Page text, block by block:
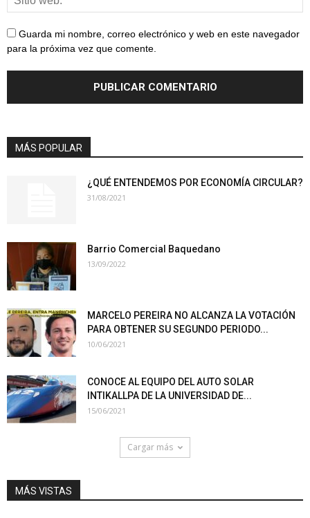
Guarda mi nombre, correo electrónico y web en este navegador
para la próxima vez que comente.
MÁS POPULAR
¿QUÉ ENTENDEMOS POR ECONOMÍA CIRCULAR?
31/08/2021
Barrio Comercial Baquedano
13/09/2022
MARCELO PEREIRA NO ALCANZA LA VOTACIÓN
PARA OBTENER SU SEGUNDO PERIODO...
10/06/2021
CONOCE AL EQUIPO DEL AUTO SOLAR
INTIKALLPA DE LA UNIVERSIDAD DE...
15/06/2021
Cargar más
MÁS VISTAS